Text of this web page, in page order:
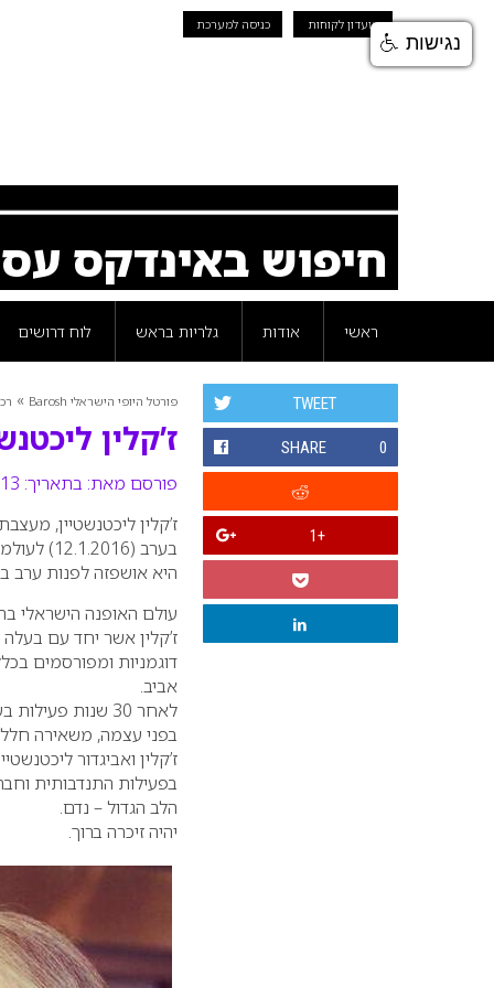
מועדון לקוחות כניסה למערכת
חיפוש באינדקס
ראשי אודות גלריות בראש לוח דרושים
פורטל היופי הישראלי Barosh »
ז’קלין
פורסם מאת: בתאריך: 13 ינואר 2016
TWEET
SHARE 0
+1
ז’קלין ליכטנשטיין,
בערב (12.1.2016) לעולמה בפתאומיות, ככל הנראה מדום לב.
היא אושפזה לפנות ערב
עולם האופנה הישראלי
ז’קלין אשר יחד עם
אביב.
לאחר 30 שנות
בפני עצמה, משאירה
ז’קלין ואביגדור
בפעילות התנדבותית
הלב הגדול – נדם.
יהיה זיכרה ברוך.
נגישות